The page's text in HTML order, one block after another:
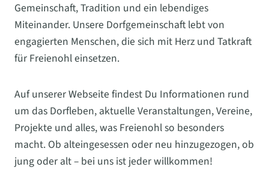
Gemeinschaft, Tradition und ein lebendiges
Miteinander. Unsere Dorfgemeinschaft lebt von
engagierten Menschen, die sich mit Herz und Tatkraft
für Freienohl einsetzen.
Auf unserer Webseite findest Du Informationen rund
um das Dorfleben, aktuelle Veranstaltungen, Vereine,
Projekte und alles, was Freienohl so besonders
macht. Ob alteingesessen oder neu hinzugezogen, ob
jung oder alt – bei uns ist jeder willkommen!